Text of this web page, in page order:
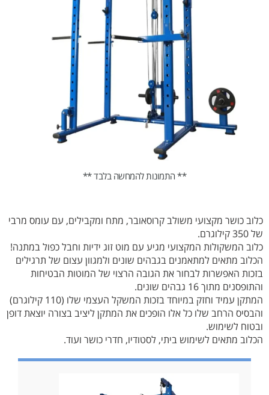
** התמונות להמחשה בלבד **
כלוב כושר מקצועי משולב קרוסאובר, מתח ומקבילים, עם עומס מרבי
של 350 קילוגרם.
כלוב המשקולות המקצועי מגיע עם מוט זוג ידיות וחבל כפול במתנה!
הכלוב מתאים למתאמנים בגבהים שונים ולמגוון עצום של תרגילים
בזכות האפשרות לבחור את הגובה הרצוי של המוטות הבטיחות
והתופסנים מתוך 16 גבהים שונים.
המתקן עמיד וחזק במיוחד בזכות המשקל העצמי שלו (110 קילוגרם)
והבסיס הרחב שלו כל אלו הופכים את המתקן ליציב בצורה יוצאת דופן
ובטוח לשימוש.
הכלוב מתאים לשימוש ביתי, לסטודיו, חדרי כושר ועוד.